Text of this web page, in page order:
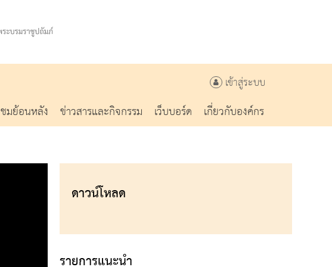
เข้าสู่ระบบ
ชมย้อนหลัง ข่าวสารและกิจกรรม เว็บบอร์ด
เกี่ยวกับองค์กร
ดาวน์โหลด
รายการแนะนำ